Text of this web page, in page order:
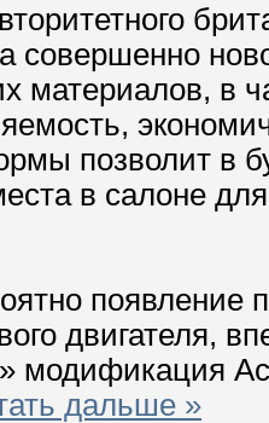
совершенно
материалов, в
позволит в
в салоне
появление
двигателя,
модификация
дальше »